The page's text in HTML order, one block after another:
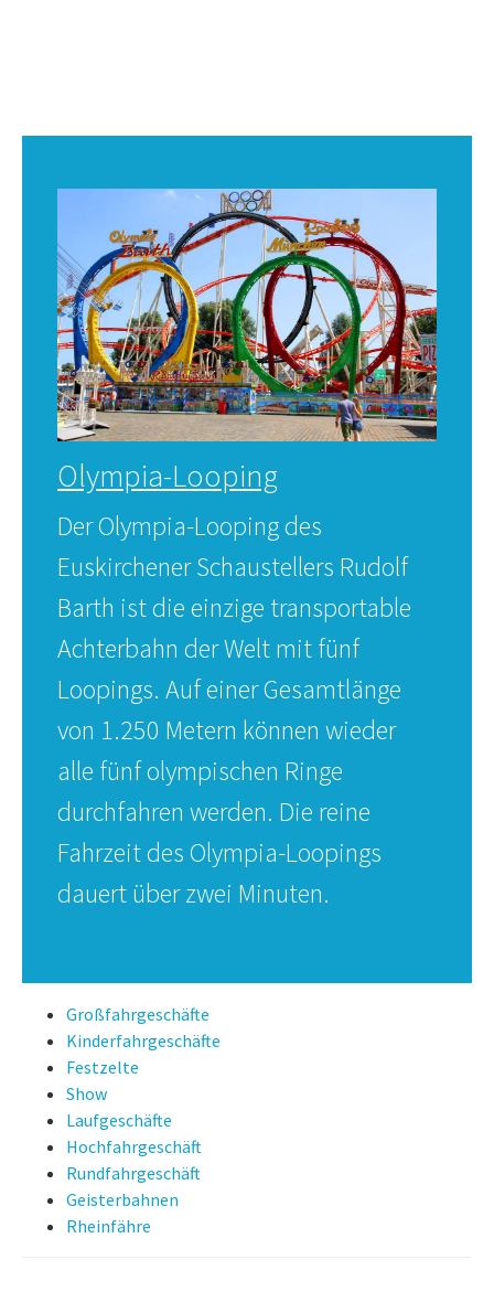
Olympia-Looping
Der Olympia-Looping des
Euskirchener Schaustellers Rudolf
Barth ist die einzige transportable
Achterbahn der Welt mit fünf
Loopings. Auf einer Gesamtlänge
von 1.250 Metern können wieder
alle fünf olympischen Ringe
durchfahren werden. Die reine
Fahrzeit des Olympia-Loopings
dauert über zwei Minuten.
Großfahrgeschäfte
Kinderfahrgeschäfte
Festzelte
Show
Laufgeschäfte
Hochfahrgeschäft
Rundfahrgeschäft
Geisterbahnen
Rheinfähre